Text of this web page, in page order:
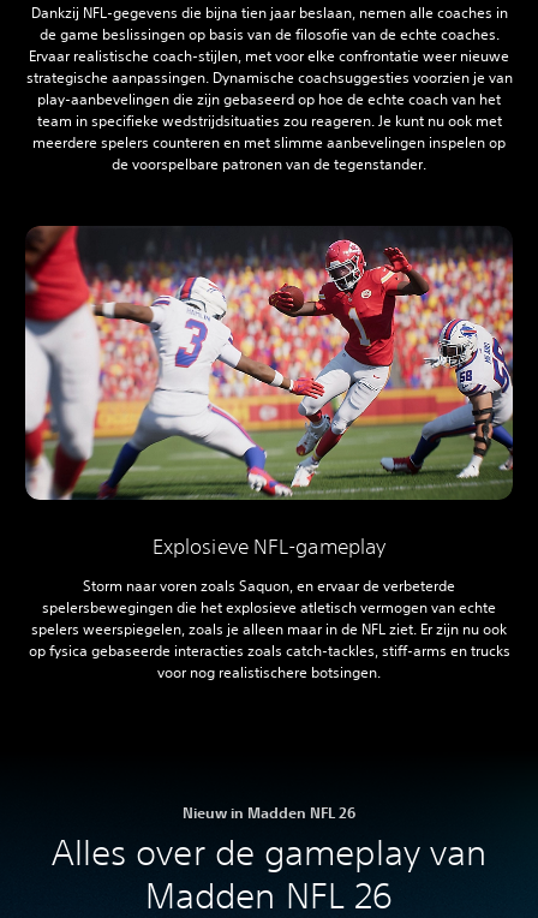
Dankzij NFL-gegevens die bijna tien jaar beslaan, nemen alle coaches in
de game beslissingen op basis van de filosofie van de echte coaches.
Ervaar realistische coach-stijlen, met voor elke confrontatie weer nieuwe
strategische aanpassingen. Dynamische coachsuggesties voorzien je van
play-aanbevelingen die zijn gebaseerd op hoe de echte coach van het
team in specifieke wedstrijdsituaties zou reageren. Je kunt nu ook met
meerdere spelers counteren en met slimme aanbevelingen inspelen op
de voorspelbare patronen van de tegenstander.
Explosieve NFL-gameplay
Storm naar voren zoals Saquon, en ervaar de verbeterde
spelersbewegingen die het explosieve atletisch vermogen van echte
spelers weerspiegelen, zoals je alleen maar in de NFL ziet. Er zijn nu ook
op fysica gebaseerde interacties zoals catch-tackles, stiff-arms en trucks
voor nog realistischere botsingen.
Nieuw in Madden NFL 26
Alles over de gameplay van
Madden NFL 26